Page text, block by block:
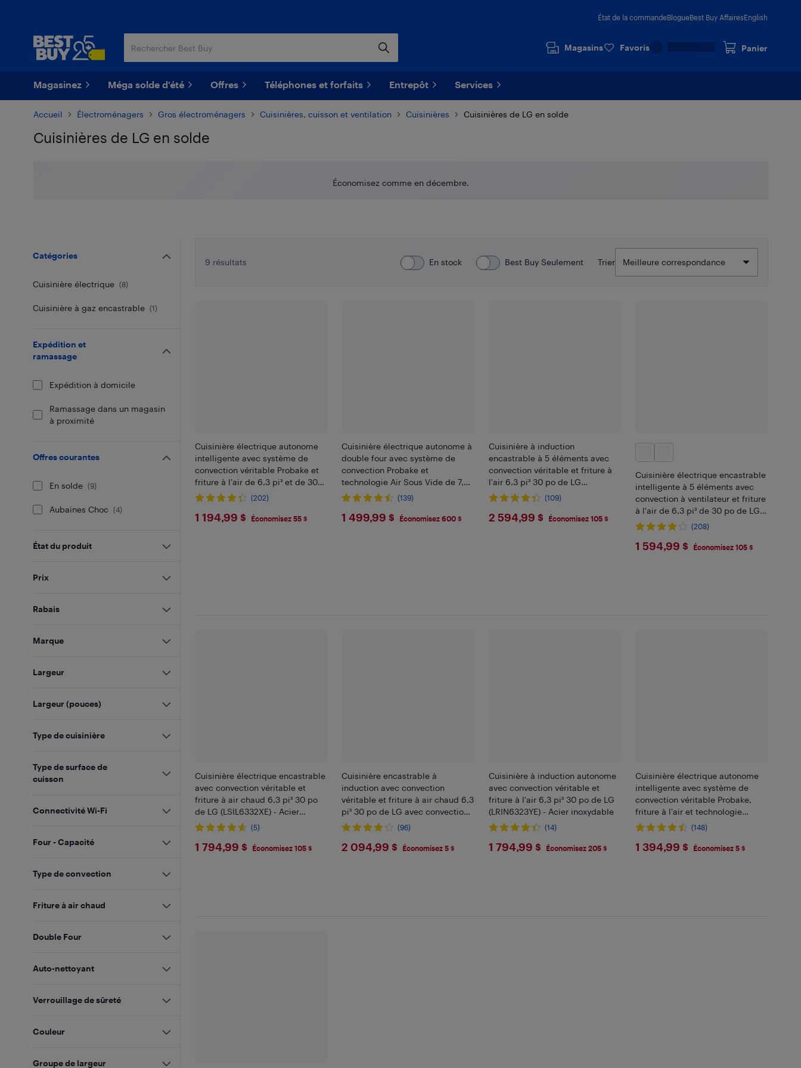
État de la commandeBlogueBest Buy AffairesEnglish
Magasins Favoris Panier
Magasinez Méga solde d'été Offres Téléphones et forfaits Entrepôt Services
Accueil Électroménagers Gros électroménagers Cuisinières, cuisson et ventilation Cuisinières Cuisinières de LG en solde
Cuisinières de LG en solde
Économisez comme en décembre.
9 résultats En stock Best Buy Seulement Trier
Cuisinière électrique autonome
intelligente avec système de
convection véritable Probake et
friture à l'air de 6,3 pi³ et de 30
po de LG (LREN6323YE) - Acier
(202)
$1194.99
1 194,99 $ Économisez 55 $
Cuisinière électrique autonome à
double four avec système de
convection Probake et
technologie Air Sous Vide de 7,3
pi³ et de 30 po de LG
(139)
$1499.99
1 499,99 $ Économisez 600 $
Cuisinière à induction
encastrable à 5 éléments avec
convection véritable et friture à
l'air 6,3 pi³ 30 po de LG
(LSIL6336XE) - Inox
(109)
$2594.99
2 594,99 $ Économisez 105 $
Cuisinière électrique encastrable
intelligente à 5 éléments avec
convection à ventilateur et friture
à l'air de 6,3 pi³ de 30 po de LG
(LSEL6333XE)
(208)
$1594.99
1 594,99 $ Économisez 105 $
Cuisinière électrique encastrable
avec convection véritable et
friture à air chaud 6,3 pi³ 30 po
de LG (LSIL6332XE) - Acier
inoxydable
(5)
$1794.99
1 794,99 $ Économisez 105 $
Cuisinière encastrable à
induction avec convection
véritable et friture à air chaud 6,3
pi³ 30 po de LG avec convection
ProBake (LSIL6334XE) - Acier
(96)
$2094.99
2 094,99 $ Économisez 5 $
Cuisinière à induction autonome
avec convection véritable et
friture à l'air 6,3 pi³ 30 po de LG
(LRIN6323YE) - Acier inoxydable
(14)
$1794.99
1 794,99 $ Économisez 205 $
Cuisinière électrique autonome
intelligente avec système de
convection véritable Probake,
friture à l'air et technologie
InstaView de 6,3 pi³ et de 30 po
inoxydable
(148)
$1394.99
1 394,99 $ Économisez 5 $
Catégories
Cuisinière électrique (8)
Cuisinière à gaz encastrable (1)
Expédition et
ramassage
Expédition à domicile
Ramassage dans un magasin
à proximité
Offres courantes
En solde (9)
Aubaines Choc (4)
État du produit
Prix
Rabais
Marque
Largeur
Largeur (pouces)
Type de cuisinière
Type de surface de
cuisson
Connectivité Wi-Fi
Four - Capacité
Type de convection
Friture à air chaud
Double Four
Auto-nettoyant
Verrouillage de sûreté
Couleur
Groupe de largeur